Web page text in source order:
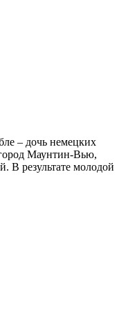
– дочь немецких
Маунтин-Вью,
В результате молодой